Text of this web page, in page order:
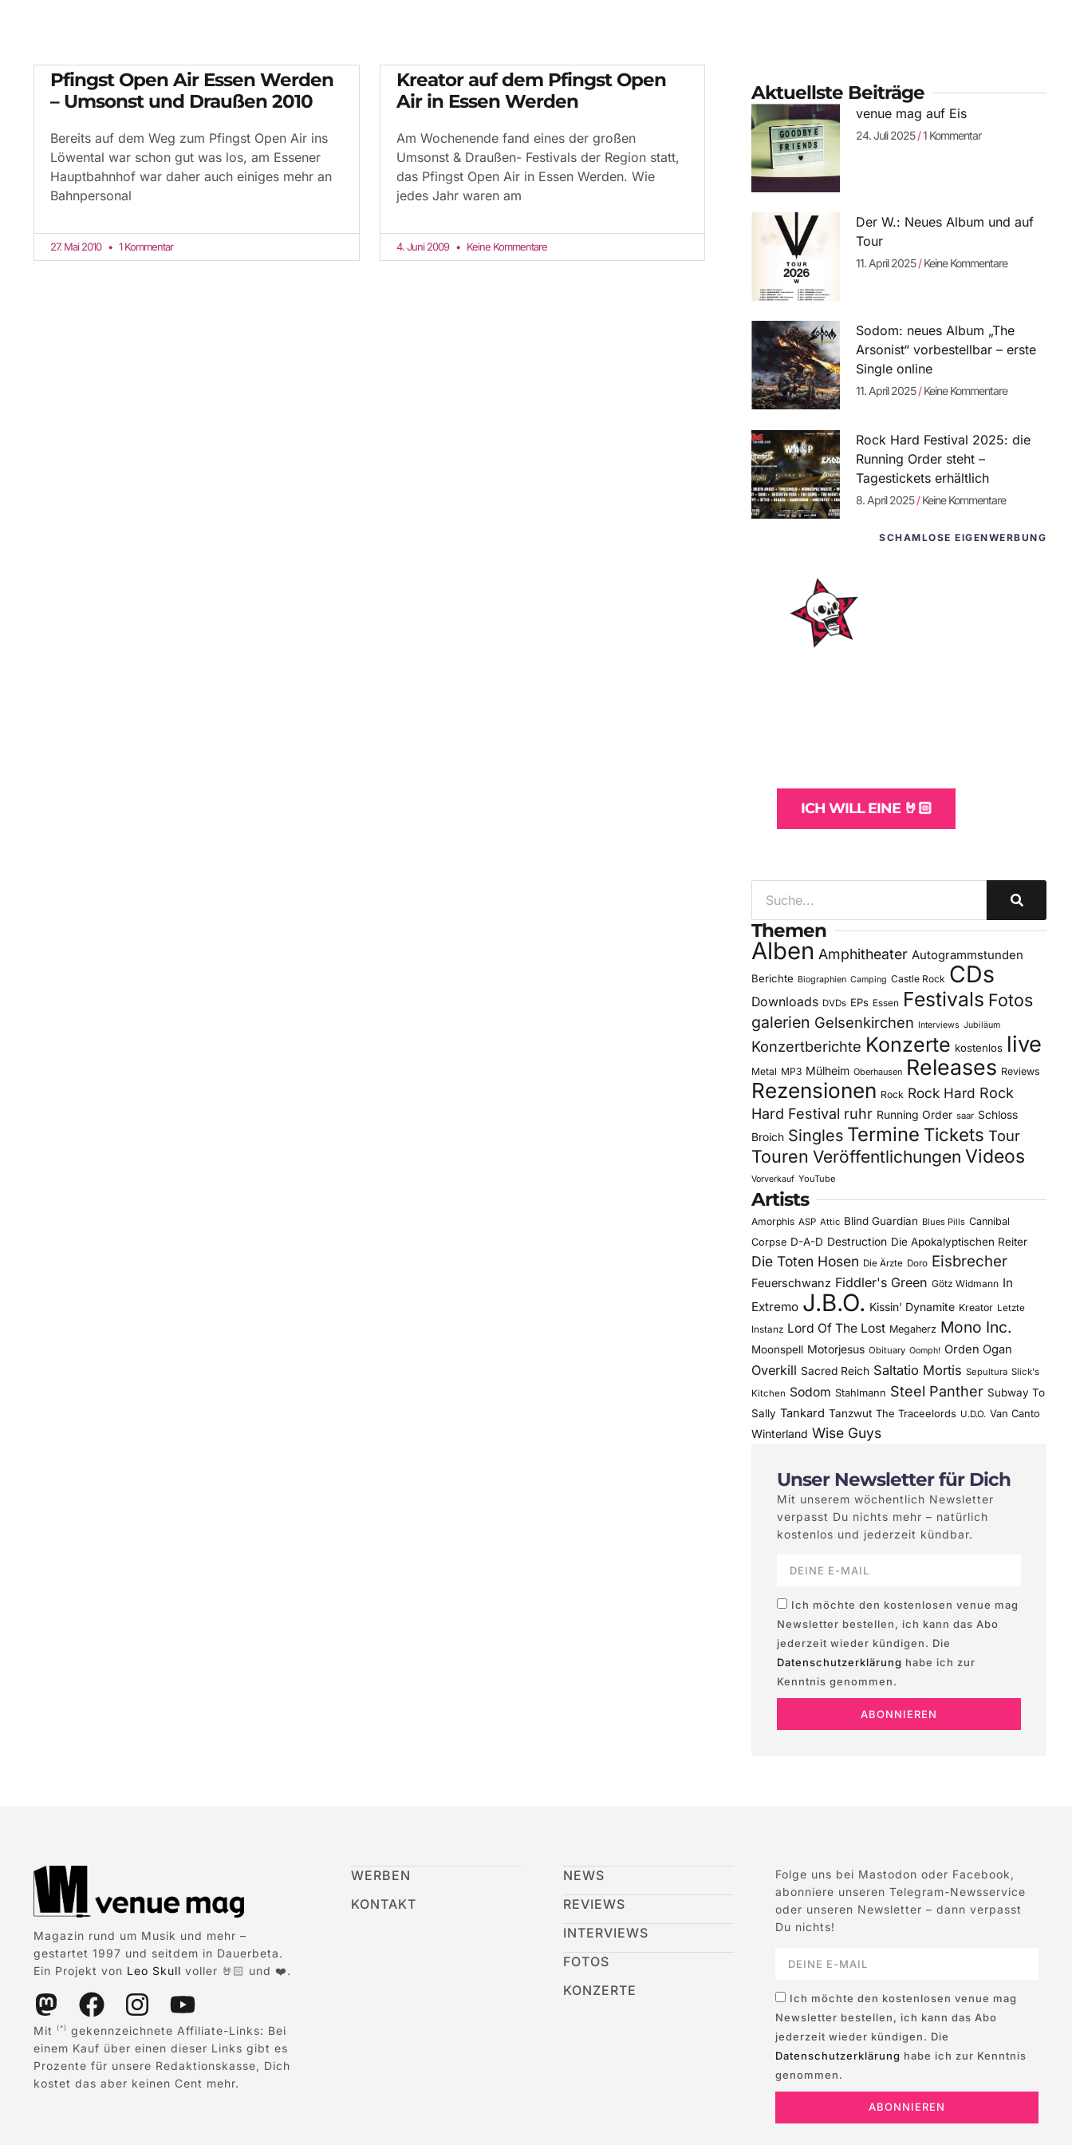
Pfingst Open Air Essen Werden
– Umsonst und Draußen 2010
Bereits auf dem Weg zum Pfingst Open Air ins
Löwental war schon gut was los, am Essener
Hauptbahnhof war daher auch einiges mehr an
Bahnpersonal
27. Mai 2010 1 Kommentar
Kreator auf dem Pfingst Open
Air in Essen Werden
Am Wochenende fand eines der großen
Umsonst & Draußen- Festivals der Region statt,
das Pfingst Open Air in Essen Werden. Wie
jedes Jahr waren am
4. Juni 2009 Keine Kommentare
Aktuellste Beiträge
venue mag auf Eis
24. Juli 2025 1 Kommentar
Der W.: Neues Album und auf
Tour
11. April 2025 Keine Kommentare
Sodom: neues Album „The
Arsonist“ vorbestellbar – erste
Single online
11. April 2025 Keine Kommentare
Rock Hard Festival 2025: die
Running Order steht –
Tagestickets erhältlich
8. April 2025 Keine Kommentare
SCHAMLOSE EIGENWERBUNG
ICH WILL EINE 🤘🏻
Themen
Alben Amphitheater Autogrammstunden
Berichte Biographien Camping Castle Rock CDs
Downloads DVDs EPs Essen Festivals Fotos
galerien Gelsenkirchen Interviews Jubiläum
Konzertberichte Konzerte kostenlos live
Metal MP3 Mülheim Oberhausen Releases Reviews
Rezensionen Rock Rock Hard Rock
Hard Festival ruhr Running Order saar Schloss
Broich Singles Termine Tickets Tour
Touren Veröffentlichungen Videos
Vorverkauf YouTube
Artists
Amorphis ASP Attic Blind Guardian Blues Pills Cannibal
Corpse D-A-D Destruction Die Apokalyptischen Reiter
Die Toten Hosen Die Ärzte Doro Eisbrecher
Feuerschwanz Fiddler's Green Götz Widmann In
Extremo J.B.O. Kissin' Dynamite Kreator Letzte
Instanz Lord Of The Lost Megaherz Mono Inc.
Moonspell Motorjesus Obituary Oomph! Orden Ogan
Overkill Sacred Reich Saltatio Mortis Sepultura Slick's
Kitchen Sodom Stahlmann Steel Panther Subway To
Sally Tankard Tanzwut The Traceelords U.D.O. Van Canto
Winterland Wise Guys
Unser Newsletter für Dich
Mit unserem wöchentlich Newsletter
verpasst Du nichts mehr – natürlich
kostenlos und jederzeit kündbar.
Ich möchte den kostenlosen venue mag
Newsletter bestellen, ich kann das Abo
jederzeit wieder kündigen. Die
Datenschutzerklärung habe ich zur
Kenntnis genommen.
ABONNIEREN
Magazin rund um Musik und mehr –
gestartet 1997 und seitdem in Dauerbeta.
Ein Projekt von Leo Skull voller 🤘🏻 und ❤️.
Mit (*)
gekennzeichnete Affiliate-Links: Bei
einem Kauf über einen dieser Links gibt es
Prozente für unsere Redaktionskasse, Dich
kostet das aber keinen Cent mehr.
WERBEN
KONTAKT
NEWS
REVIEWS
INTERVIEWS
FOTOS
KONZERTE
Folge uns bei Mastodon oder Facebook,
abonniere unseren Telegram-Newsservice
oder unseren Newsletter – dann verpasst
Du nichts!
Ich möchte den kostenlosen venue mag
Newsletter bestellen, ich kann das Abo
jederzeit wieder kündigen. Die
Datenschutzerklärung habe ich zur Kenntnis
genommen.
ABONNIEREN